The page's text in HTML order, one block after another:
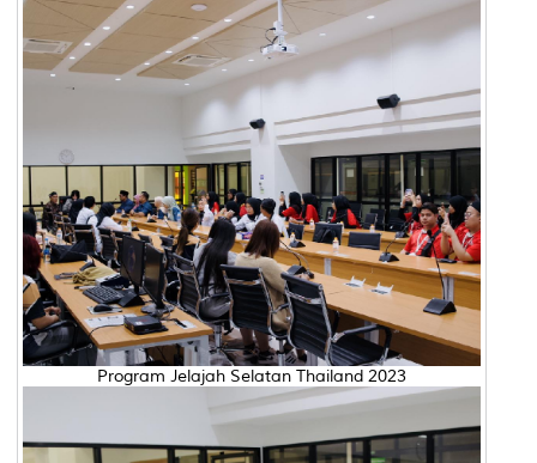
Program Jelajah Selatan Thailand 2023